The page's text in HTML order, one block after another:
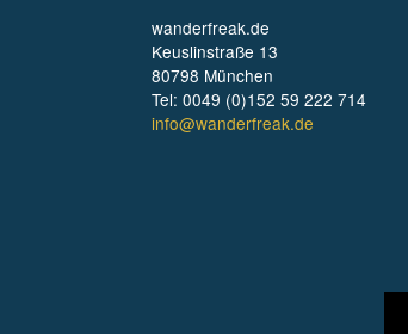
wanderfreak.de
Keuslinstraße 13
80798 München
Tel: 0049 (0)152 59 222 714
info@wanderfreak.de